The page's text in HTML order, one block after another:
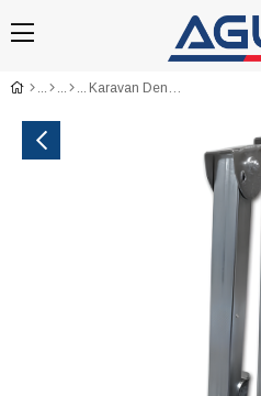
Karavan Dengeleyici Katlanır İlave Destek Ayağı 38 cm